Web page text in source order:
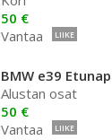
50 €
Vantaa
LIIKE
BMW e39
Alustan osat
50 €
Vantaa
LIIKE